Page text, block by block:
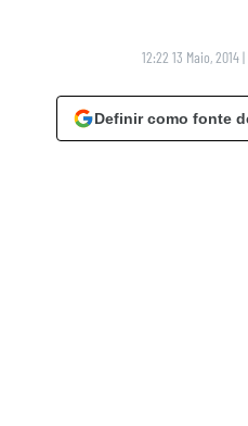
12:22 13 Maio, 2014 |
Definir como fonte